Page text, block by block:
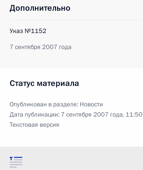
Дополнительно
Указ №1152
7 сентября 2007 года
Статус материала
Опубликован в разделе: Новости
Дата публикации: 7 сентября 2007 года, 11:50
Текстовая версия